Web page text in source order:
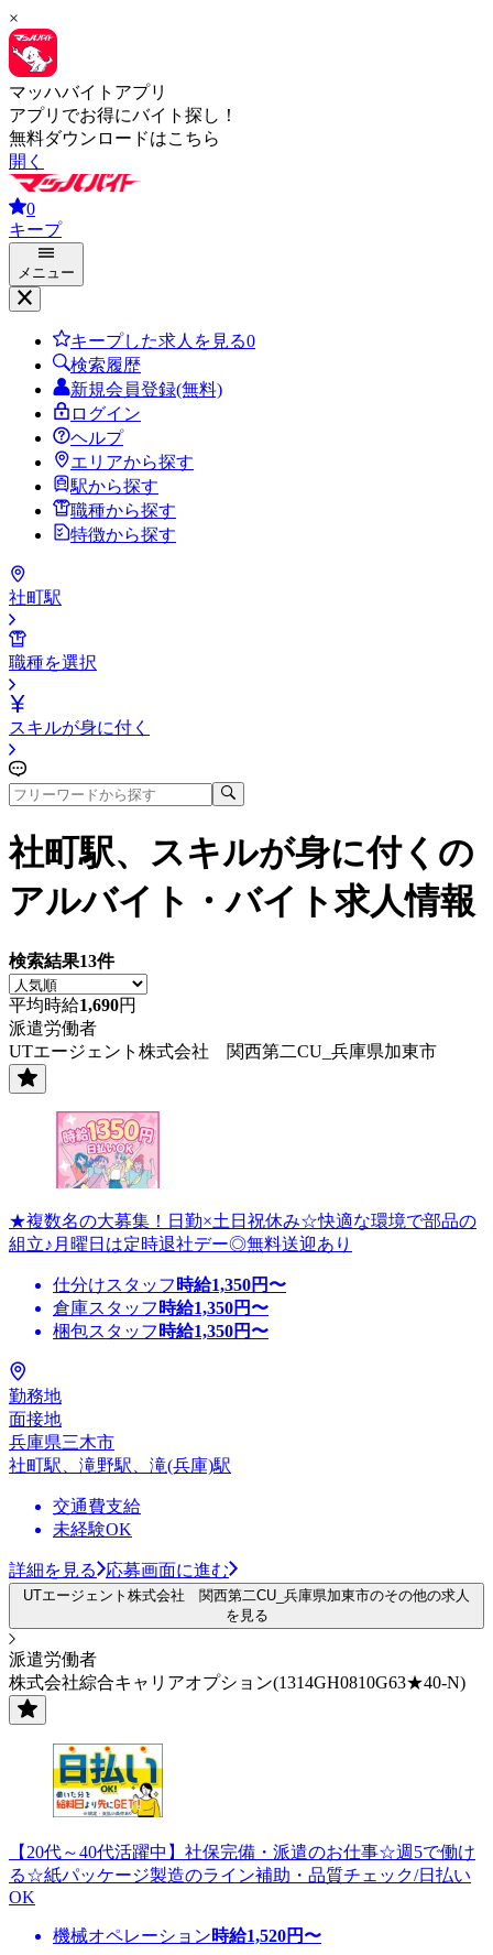
×
マッハバイトアプリ
アプリでお得にバイト探し！
無料ダウンロードはこちら
開く
0
キープ
メニュー
キープした求人を見る0
検索履歴
新規会員登録(無料)
ログイン
ヘルプ
エリアから探す
駅から探す
職種から探す
特徴から探す
社町駅
職種を選択
スキルが身に付く
社町駅、スキルが身に付く の
アルバイト・バイト求人情報
検索結果13件
平均時給1,690円
派遣労働者
UTエージェント株式会社 関西第二CU_兵庫県加東市
★複数名の大募集！日勤×土日祝休み☆快適な環境で部品の
組立♪月曜日は定時退社デー◎無料送迎あり
仕分けスタッフ 時給1,350円〜
倉庫スタッフ 時給1,350円〜
梱包スタッフ 時給1,350円〜
勤務地
面接地
兵庫県三木市
社町駅、滝野駅、滝(兵庫)駅
交通費支給
未経験OK
詳細を見る 応募画面に進む
UTエージェント株式会社 関西第二CU_兵庫県加東市のその他の求人
を見る
派遣労働者
株式会社綜合キャリアオプション(1314GH0810G63★40-N)
【20代～40代活躍中】社保完備・派遣のお仕事☆週5で働け
る☆紙パッケージ製造のライン補助・品質チェック/日払い
OK
機械オペレーション時給1,520円〜